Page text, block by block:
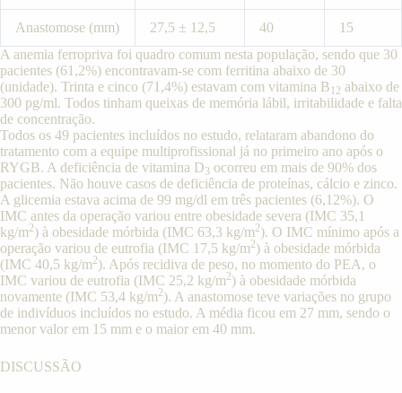
Anastomose (mm) 27,5 ± 12,5 40
15
A anemia ferropriva foi quadro comum nesta população, sendo que 30
pacientes (61,2%) encontravam-se com ferritina abaixo de 30
(unidade). Trinta e cinco (71,4%) estavam com vitamina B12 abaixo de
300 pg/ml. Todos tinham queixas de memória lábil, irritabilidade e falta
de concentração.
Todos os 49 pacientes incluídos no estudo, relataram abandono do
tratamento com a equipe multiprofissional já no primeiro ano após o
RYGB. A deficiência de vitamina D3 ocorreu em mais de 90% dos
pacientes. Não houve casos de deficiência de proteínas, cálcio e zinco.
A glicemia estava acima de 99 mg/dl em três pacientes (6,12%). O
IMC antes da operação variou entre obesidade severa (IMC 35,1
kg/m2) à obesidade mórbida (IMC 63,3 kg/m2). O IMC mínimo após a
operação variou de eutrofia (IMC 17,5 kg/m2) à obesidade mórbida
(IMC 40,5 kg/m2). Após recidiva de peso, no momento do PEA, o
IMC variou de eutrofia (IMC 25,2 kg/m2) à obesidade mórbida
novamente (IMC 53,4 kg/m2). A anastomose teve variações no grupo
de indivíduos incluídos no estudo. A média ficou em 27 mm, sendo o
menor valor em 15 mm e o maior em 40 mm.
DISCUSSÃO